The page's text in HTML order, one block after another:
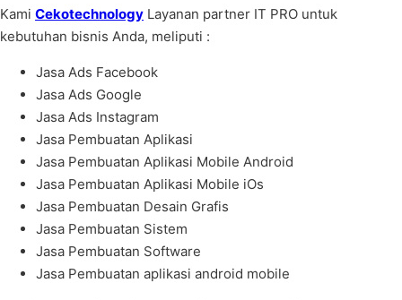
Kami Cekotechnology Layanan partner IT PRO untuk
kebutuhan bisnis Anda, meliputi :
Jasa Ads Facebook
Jasa Ads Google
Jasa Ads Instagram
Jasa Pembuatan Aplikasi
Jasa Pembuatan Aplikasi Mobile Android
Jasa Pembuatan Aplikasi Mobile iOs
Jasa Pembuatan Desain Grafis
Jasa Pembuatan Sistem
Jasa Pembuatan Software
Jasa Pembuatan aplikasi android mobile